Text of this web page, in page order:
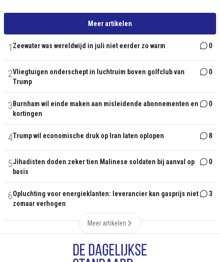
Meer artikelen
1 Zeewater was wereldwijd in juli niet eerder zo warm 0
2Vliegtuigen onderschept in luchtruim boven golfclub van
Trump
0
3 Burnham wil einde maken aan misleidende abonnementen en
kortingen
0
4Trump wil economische druk op Iran laten oplopen 8
5Jihadisten doden zeker tien Malinese soldaten bij aanval op
basis
0
6Opluchting voor energieklanten: leverancier kan gasprijs niet
zomaar verhogen
3
Meer artikelen